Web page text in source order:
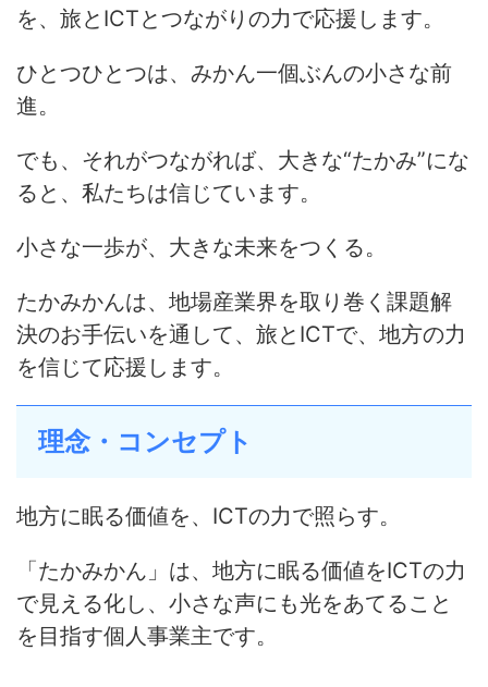
を、旅とICTとつながりの力で応援します。
ひとつひとつは、みかん一個ぶんの小さな前
進。
でも、それがつながれば、大きな“たかみ”にな
ると、私たちは信じています。
小さな一歩が、大きな未来をつくる。
たかみかんは、地場産業界を取り巻く課題解
決のお手伝いを通して、旅とICTで、地方の力
を信じて応援します。
理念・コンセプト
地方に眠る価値を、ICTの力で照らす。
「たかみかん」は、地方に眠る価値をICTの力
で見える化し、小さな声にも光をあてること
を目指す個人事業主です。